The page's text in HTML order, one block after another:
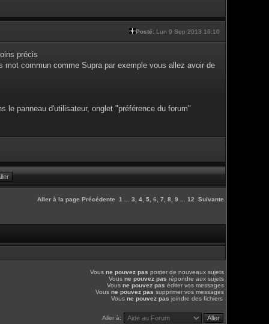
Posté: Lun 9 Sep 2013 16:10
précis
commun comme Supra par exemple vous allez avoir de
le panneau d'utilisateur, onglet "préférence du forum"
Aller à la page Précédente 1 3 4 5 6 7 8 9 12 Suivante
Vous ne pouvez pas poster de nouveaux sujets
Vous ne pouvez pas répondre aux sujets
Vous ne pouvez pas éditer vos messages
Vous ne pouvez pas supprimer vos messages
Vous ne pouvez pas joindre des fichiers
Aller à: